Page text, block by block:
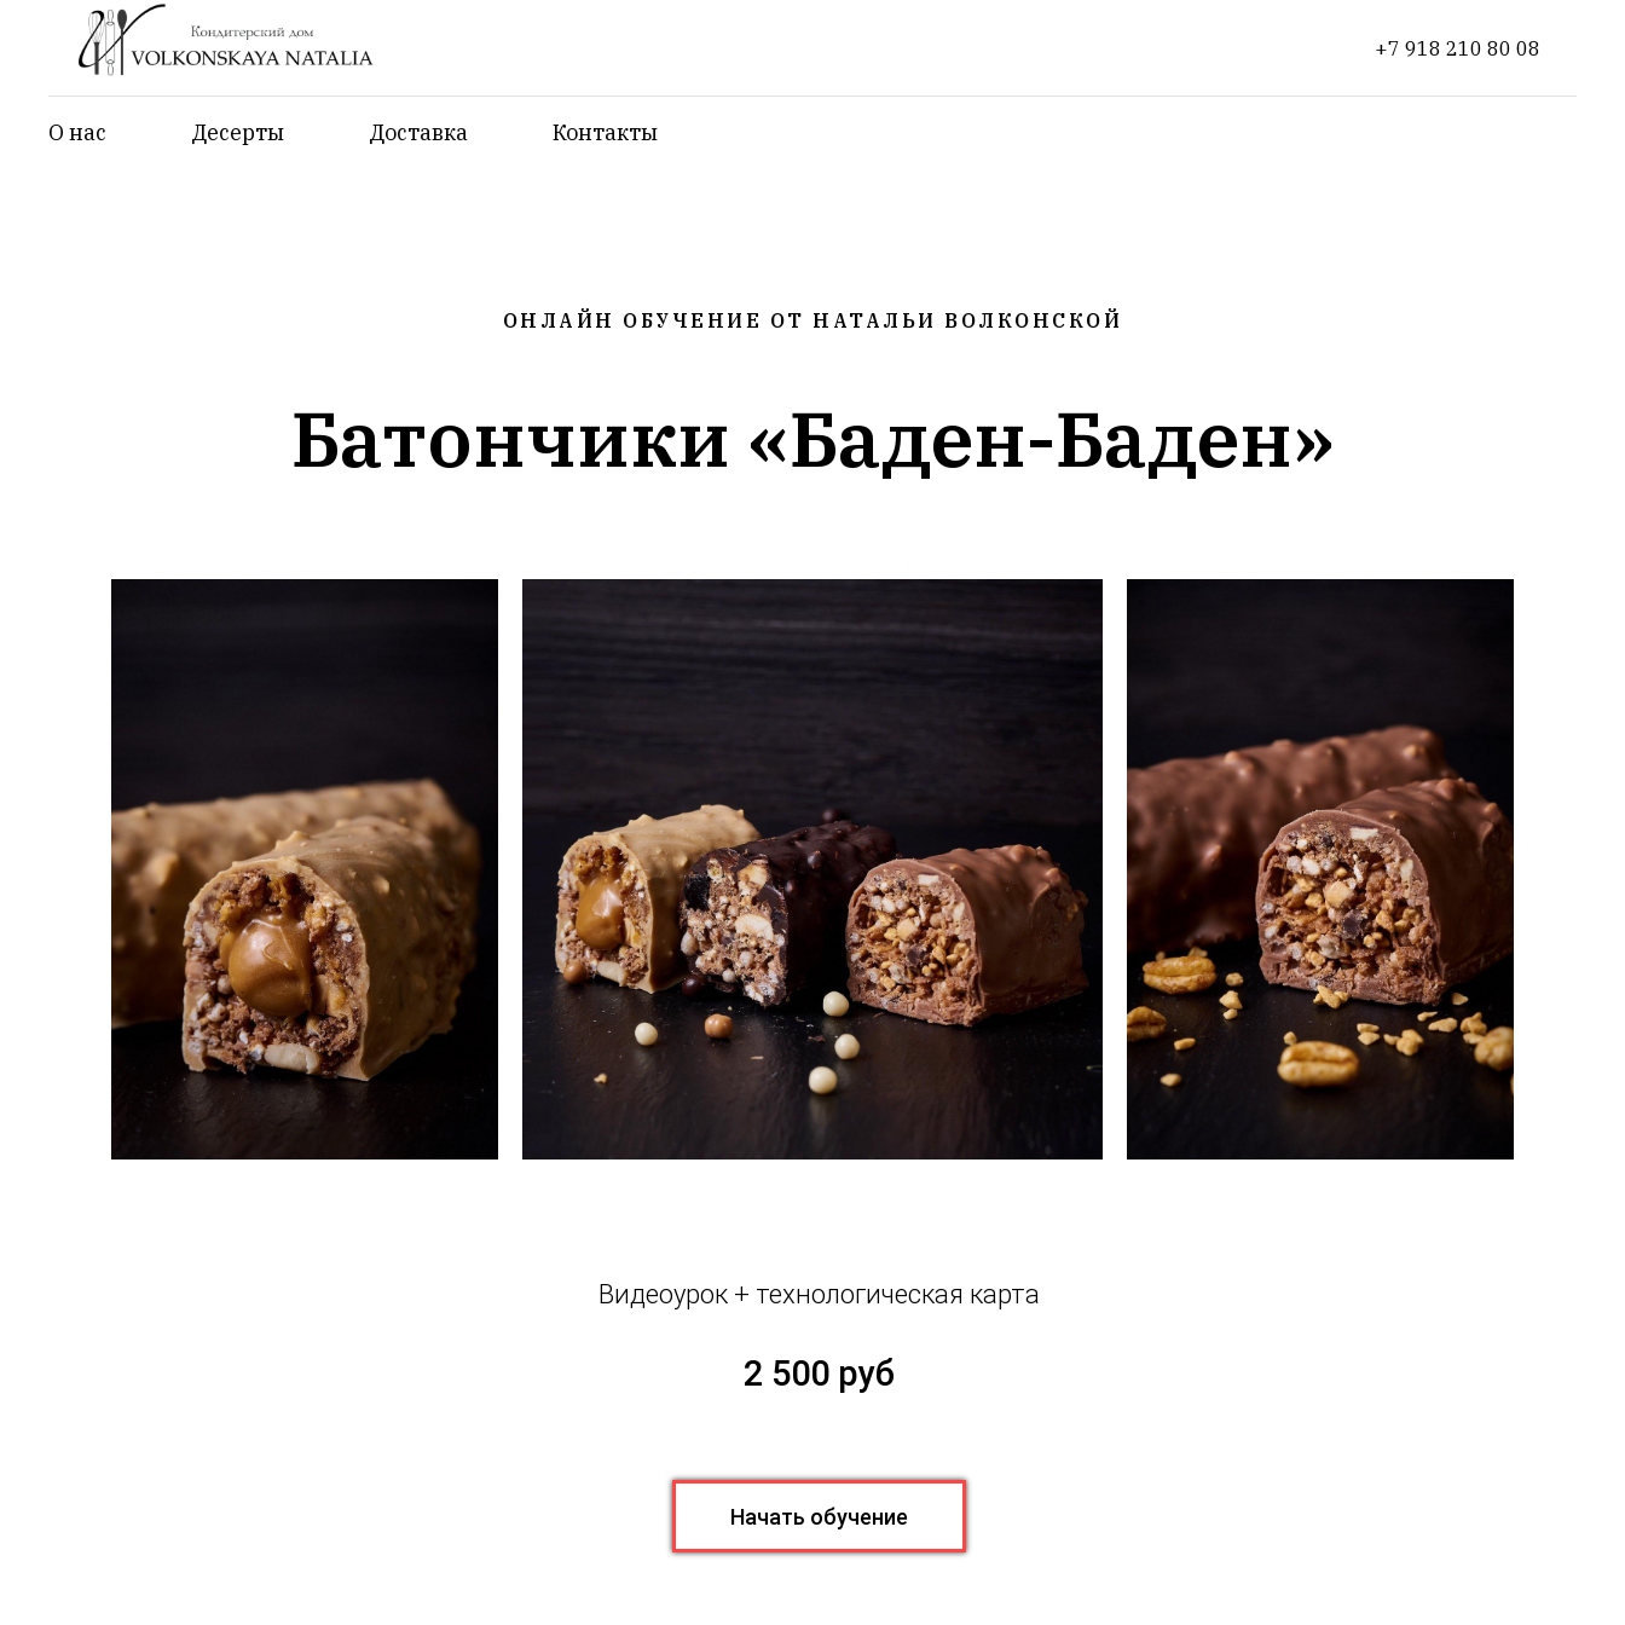
+7 918 210 80 08
О нас Десерты Доставка Контакты
ОНЛАЙН ОБУЧЕНИЕ ОТ НАТАЛЬИ ВОЛКОНСКОЙ
Батончики «Баден-Баден»
Начать обучение
Видеоурок + технологическая карта
2 500 руб